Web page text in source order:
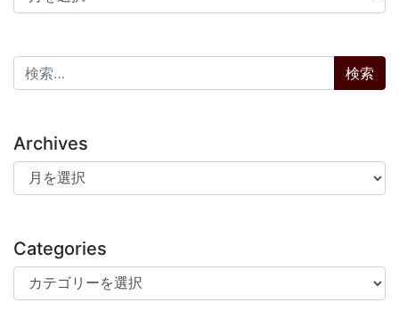
検索:
Archives
Archives
Categories
Categories